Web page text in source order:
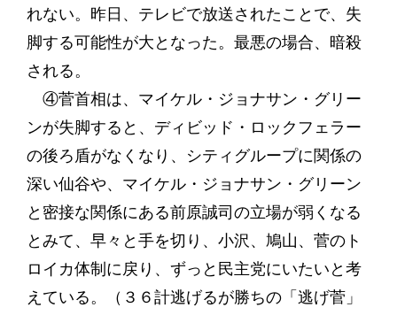
れない。昨日、テレビで放送されたことで、失
脚する可能性が大となった。最悪の場合、暗殺
される。
④菅首相は、マイケル・ジョナサン・グリー
ンが失脚すると、ディビッド・ロックフェラー
の後ろ盾がなくなり、シティグループに関係の
深い仙谷や、マイケル・ジョナサン・グリーン
と密接な関係にある前原誠司の立場が弱くなる
とみて、早々と手を切り、小沢、鳩山、菅のト
ロイカ体制に戻り、ずっと民主党にいたいと考
えている。（３６計逃げるが勝ちの「逃げ菅」